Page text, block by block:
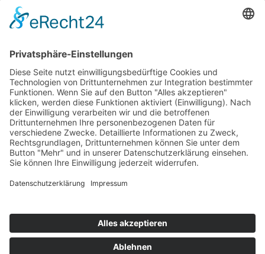
Hochstrasse 84
23554 Lübeck
+49 451 290492-33
bewerbung@wascher-gruppe.de
DATENSCHUTZ